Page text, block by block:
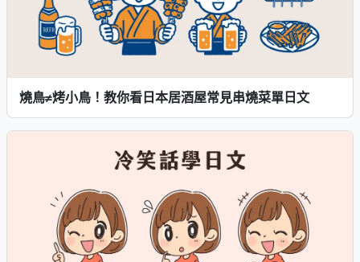
燒鳥≠烤小鳥！教你看日本居酒屋常見串燒菜單日文